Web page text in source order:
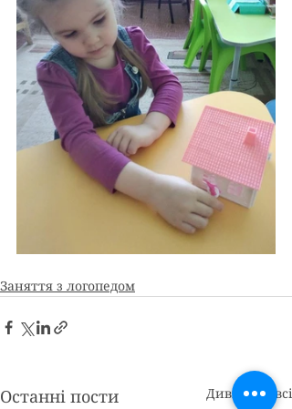
Заняття з логопедом
Останні пости Дивитися всі